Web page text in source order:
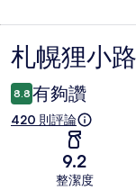
評
論
札幌狸小
8.8 有夠讚
420 則評論
9.2
整潔度